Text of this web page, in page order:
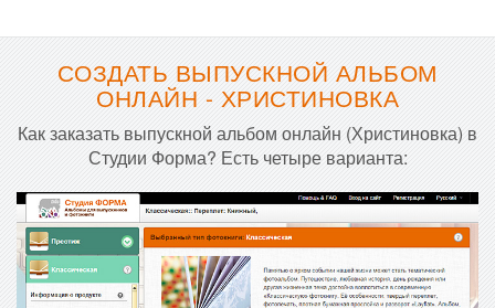
СОЗДАТЬ ВЫПУСКНОЙ АЛЬБОМ
ОНЛАЙН - ХРИСТИНОВКА
Как заказать выпускной альбом онлайн (Христиновка) в
Студии Форма? Есть четыре варианта: